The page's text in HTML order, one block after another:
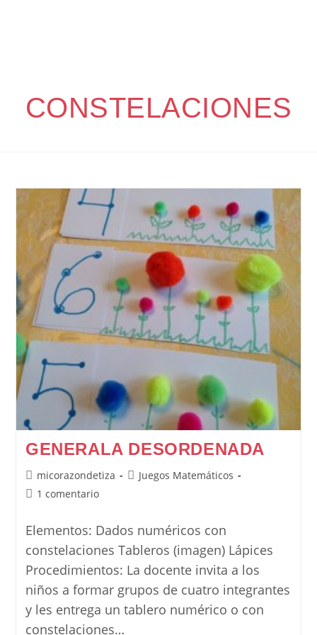
CONSTELACIONES
GENERALA DESORDENADA
Autor
de
micorazondetiza
Categoría
Juegos Matemáticos
Comentarios
la
entrada:
1 comentario
Elementos: Dados numéricos con
constelaciones Tableros (imagen) Lápices
Procedimientos: La docente invita a los
niños a formar grupos de cuatro integrantes
y les entrega un tablero numérico o con
constelaciones…